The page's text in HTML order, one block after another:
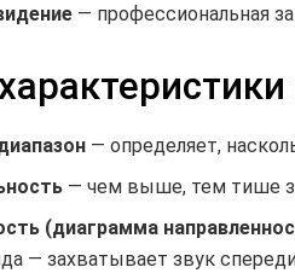
— профессиональная
— определяет,
— чем выше, тем тише
(диаграмма
— захватывает звук